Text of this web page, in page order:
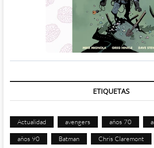
ETIQUETAS
Actualidad avengers años 70
años 90 Batman Chris Claremont